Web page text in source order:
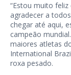
“Estou muito
agradecer a
chegar até aqui,
campeão
maiores atletas
International
roxa pesado.